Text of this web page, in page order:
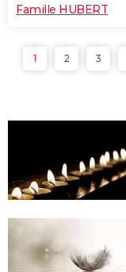
Famille HUBERT
1 2 3